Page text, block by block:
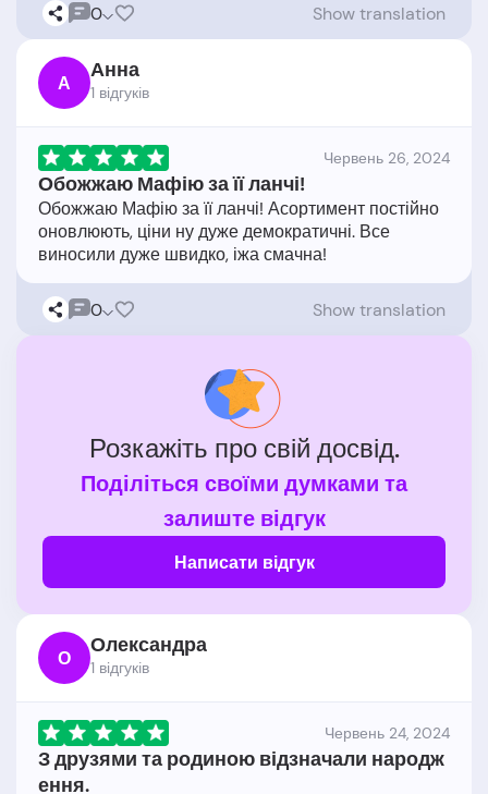
0 Show translation
А Анна
1 відгукiв
Червень 26, 2024
Обожжаю Мафію за її ланчі!
Обожжаю Мафію за її ланчі! Асортимент постійно
оновлюють, ціни ну дуже демократичні. Все
0 Show translation
Розкажіть про свій досвід.
Поділіться своїми думками та
залиште відгук
Написати відгук
О Олександра
1 відгукiв
Червень 24, 2024
З друзями та родиною відзначали народж
ення.